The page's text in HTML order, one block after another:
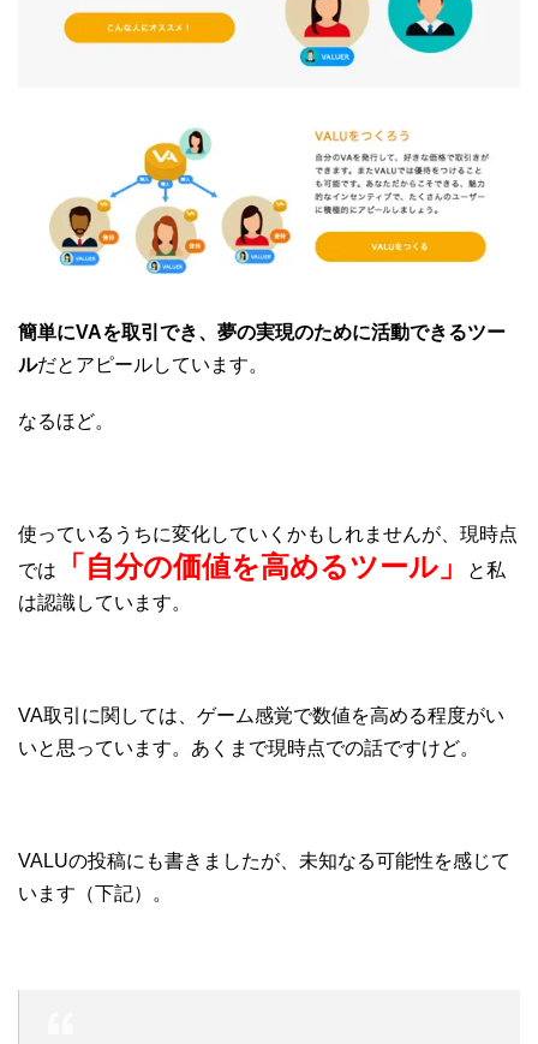
簡単にVAを取引でき、夢の実現のために活動できるツー
ルだとアピールしています。
なるほど。
使っているうちに変化していくかもしれませんが、現時点
では
「自分の価値を高めるツール」
と私
は認識しています。
VA取引に関しては、ゲーム感覚で数値を高める程度がい
いと思っています。あくまで現時点での話ですけど。
VALUの投稿にも書きましたが、未知なる可能性を感じて
います（下記）。